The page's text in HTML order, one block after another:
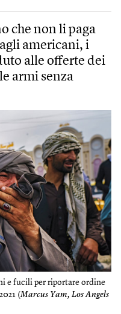
che non li paga
americani, i
alle offerte dei
armi senza
e fucili per riportare ordine
(Marcus Yam, Los Angels